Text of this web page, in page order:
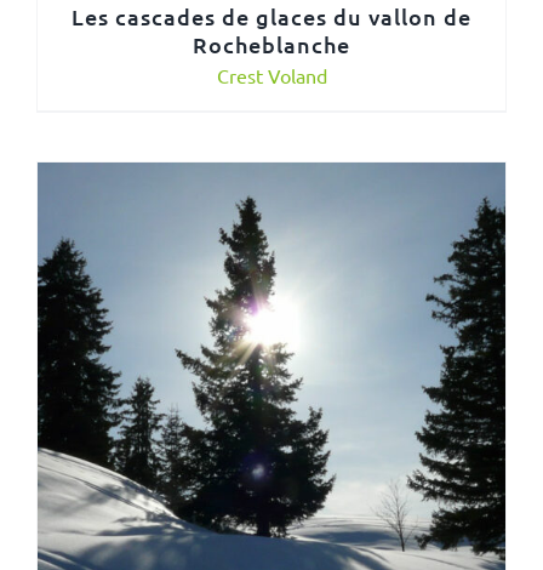
Les cascades de glaces du vallon de
Rocheblanche
Crest Voland